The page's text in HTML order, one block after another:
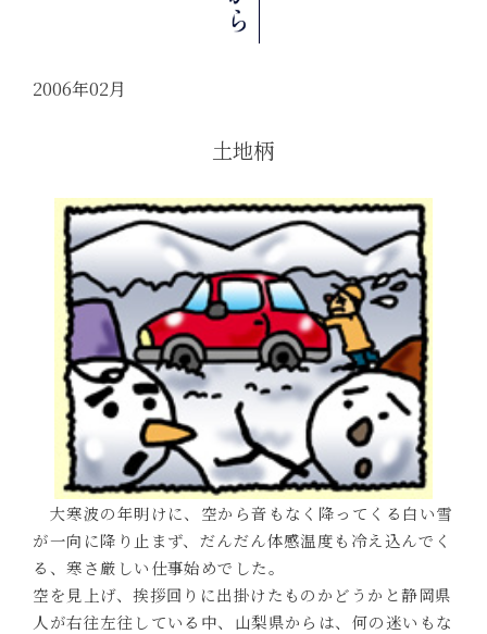
2006年02月
土地柄
大寒波の年明けに、空から音もなく降ってくる白い雪
が一向に降り止まず、だんだん体感温度も冷え込んでく
る、寒さ厳しい仕事始めでした。
空を見上げ、挨拶回りに出掛けたものかどうかと静岡県
人が右往左往している中、山梨県からは、何の迷いもな